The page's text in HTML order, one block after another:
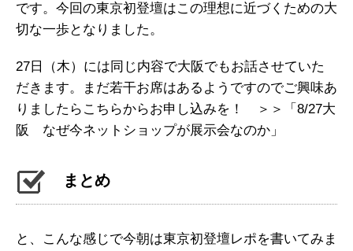
です。今回の東京初登壇はこの理想に近づくための大
切な一歩となりました。
27日（木）には同じ内容で大阪でもお話させていた
だきます。まだ若干お席はあるようですのでご興味あ
りましたらこちらからお申し込みを！ ＞＞「8/27大
阪 なぜ今ネットショップが展示会なのか」
まとめ
と、こんな感じで今朝は東京初登壇レポを書いてみま